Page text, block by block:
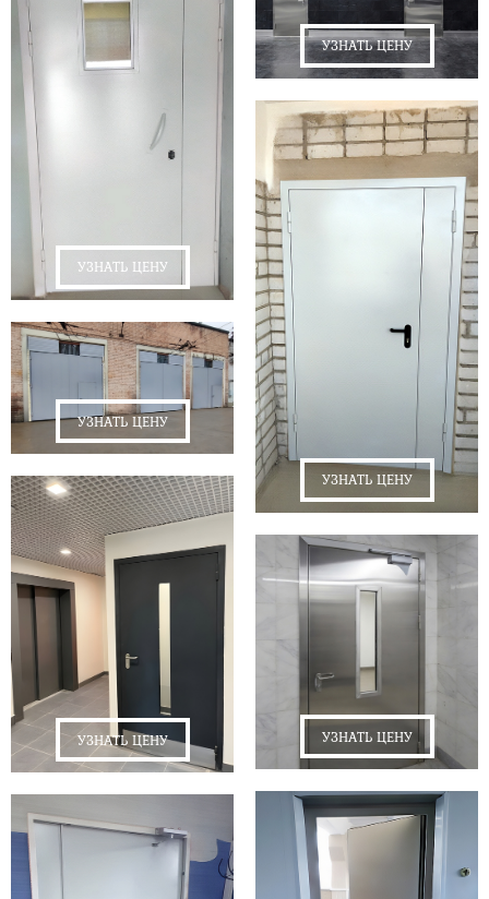
УЗНАТЬ ЦЕНУ
УЗНАТЬ ЦЕНУ
УЗНАТЬ ЦЕНУ
УЗНАТЬ ЦЕНУ
УЗНАТЬ ЦЕНУ
УЗНАТЬ ЦЕНУ